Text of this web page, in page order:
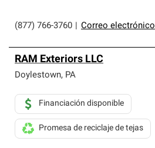
(877) 766-3760 Correo electrónico
RAM Exteriors LLC
Doylestown, PA
Financiación disponible
Promesa de reciclaje de tejas